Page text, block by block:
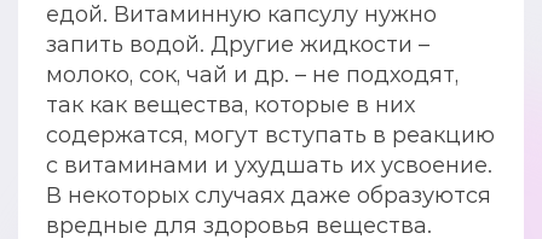
едой. Витаминную капсулу нужно
запить водой. Другие жидкости –
молоко, сок, чай и др. – не подходят,
так как вещества, которые в них
содержатся, могут вступать в реакцию
с витаминами и ухудшать их усвоение.
В некоторых случаях даже образуются
вредные для здоровья вещества.